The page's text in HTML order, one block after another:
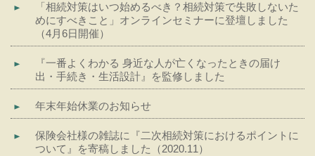
「相続対策はいつ始めるべき？相続対策で失敗しないた
めにすべきこと」オンラインセミナーに登壇しました
（4月6日開催）
『一番よくわかる 身近な人が亡くなったときの届け
出・手続き・生活設計』を監修しました
年末年始休業のお知らせ
保険会社様の雑誌に『二次相続対策におけるポイントに
ついて』を寄稿しました（2020.11）